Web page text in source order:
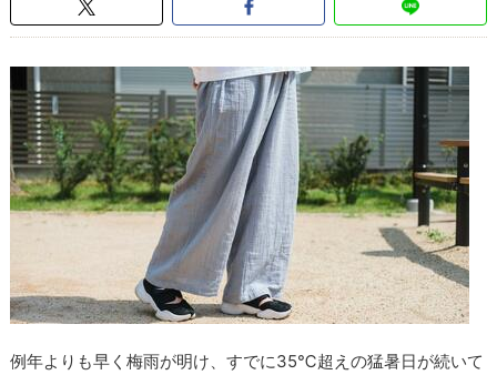
例年よりも早く梅雨が明け、すでに35℃超えの猛暑日が続いて